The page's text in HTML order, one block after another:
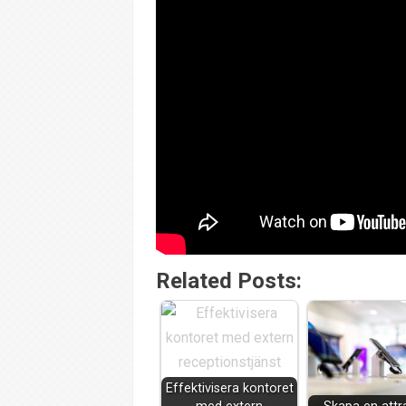
Related Posts:
Effektivisera kontoret